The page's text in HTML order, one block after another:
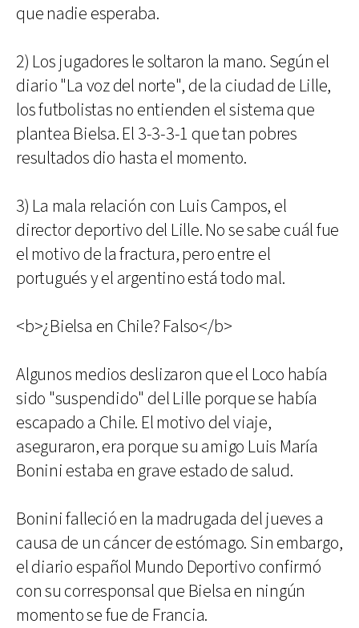
que nadie esperaba.
2) Los jugadores le soltaron la mano. Según el
diario "La voz del norte", de la ciudad de Lille,
los futbolistas no entienden el sistema que
plantea Bielsa. El 3-3-3-1 que tan pobres
resultados dio hasta el momento.
3) La mala relación con Luis Campos, el
director deportivo del Lille. No se sabe cuál fue
el motivo de la fractura, pero entre el
portugués y el argentino está todo mal.
<b>¿Bielsa en Chile? Falso</b>
Algunos medios deslizaron que el Loco había
sido "suspendido" del Lille porque se había
escapado a Chile. El motivo del viaje,
aseguraron, era porque su amigo Luis María
Bonini estaba en grave estado de salud.
Bonini falleció en la madrugada del jueves a
causa de un cáncer de estómago. Sin embargo,
el diario español Mundo Deportivo confirmó
con su corresponsal que Bielsa en ningún
momento se fue de Francia.